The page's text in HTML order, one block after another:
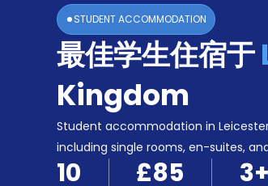
入
Booking
Accommodation
Become
STUDENT ACCOMMODATION
最佳学生住宿于
Kingdom
Student accommodation in
including single rooms, en-suites,
10 £85 3+